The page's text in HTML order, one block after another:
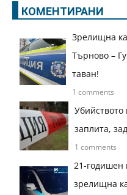
КОМЕНТИРАНИ
Зрелищна
Търново –
таван!
1 comments
заплита,
1 comments
21-годишен
зрелищна